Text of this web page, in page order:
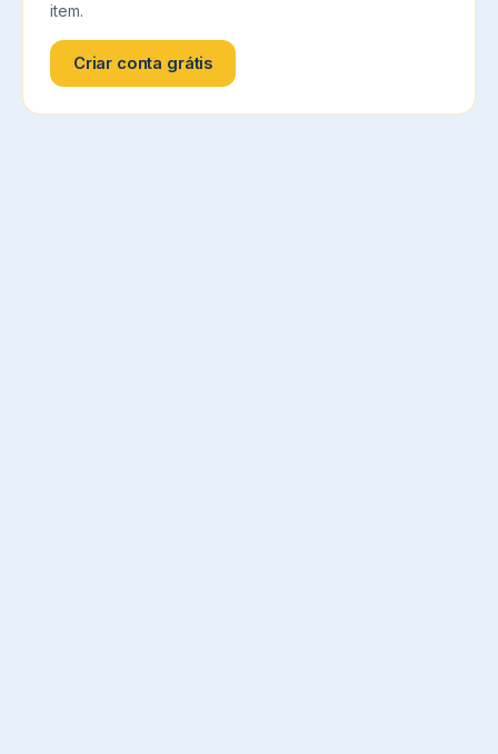
item.
Criar conta grátis